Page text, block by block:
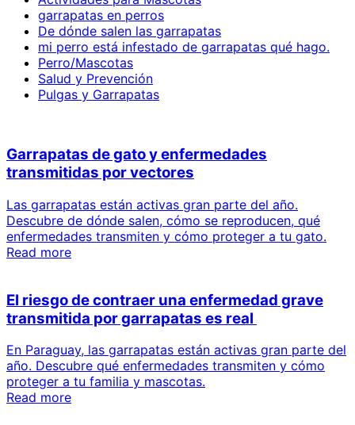
garrapatas en perros
De dónde salen las garrapatas
mi perro está infestado de garrapatas qué hago.
Perro/Mascotas
Salud y Prevención
Pulgas y Garrapatas
Garrapatas de gato y enfermedades
transmitidas por vectores
Las garrapatas están activas gran parte del año.
Descubre de dónde salen, cómo se reproducen, qué
enfermedades transmiten y cómo proteger a tu gato.
Read more
El riesgo de contraer una enfermedad grave
transmitida por garrapatas es real
En Paraguay, las garrapatas están activas gran parte del
año. Descubre qué enfermedades transmiten y cómo
proteger a tu familia y mascotas.
Read more